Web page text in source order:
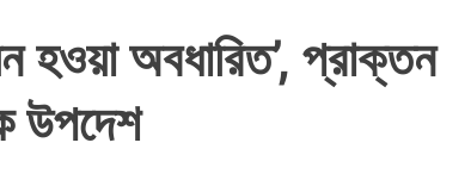
হওয়া অবধারিত’, প্রাক্তন
উপদেশ